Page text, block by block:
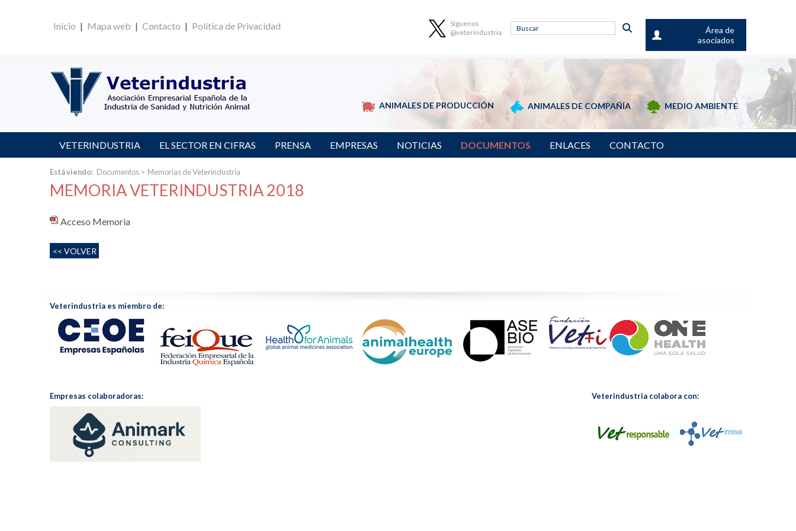
Inicio | Mapa web | Contacto | Política de Privacidad
Área de
asociados
Síguenos
@veterindustria
ANIMALES DE PRODUCCIÓN ANIMALES DE COMPAÑÍA MEDIO AMBIENTE
VETERINDUSTRIA EL SECTOR EN CIFRAS PRENSA EMPRESAS NOTICIAS DOCUMENTOS ENLACES CONTACTO
Está viendo: Documentos > Memorias de Veterindustria
MEMORIA VETERINDUSTRIA 2018
Acceso Memoria
<< VOLVER
Veterindustria es miembro de:
Empresas colaboradoras: Veterindustria colabora con: